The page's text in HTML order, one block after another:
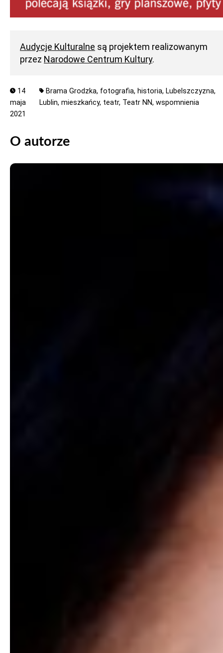
Audycje Kulturalne są projektem realizowanym
przez Narodowe Centrum Kultury.
14
maja
2021
Brama Grodzka, fotografia, historia, Lubelszczyzna,
Lublin, mieszkańcy, teatr, Teatr NN, wspomnienia
O autorze